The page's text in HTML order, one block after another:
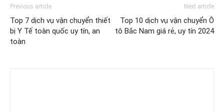
Previous article
Top 7 dịch vụ vận chuyển thiết
bị Y Tế toàn quốc uy tín, an
toàn
Next article
Top 10 dịch vụ vận chuyển Ô
tô Bắc Nam giá rẻ, uy tín 2024